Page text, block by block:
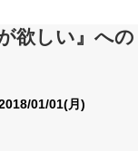
欲しい』への
01/01(月)